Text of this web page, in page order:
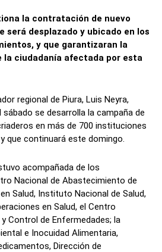
la contratación de nuevo
será desplazado y ubicado en los
y que garantizaran la
la ciudadanía afectada por esta
regional de Piura, Luis Neyra,
se desarrolla la campaña de
en más de 700 instituciones
que continuará este domingo.
acompañada de los
Nacional de Abastecimiento de
Salud, Instituto Nacional de Salud,
en Salud, el Centro
Control de Enfermedades; la
e Inocuidad Alimentaria,
Dirección de